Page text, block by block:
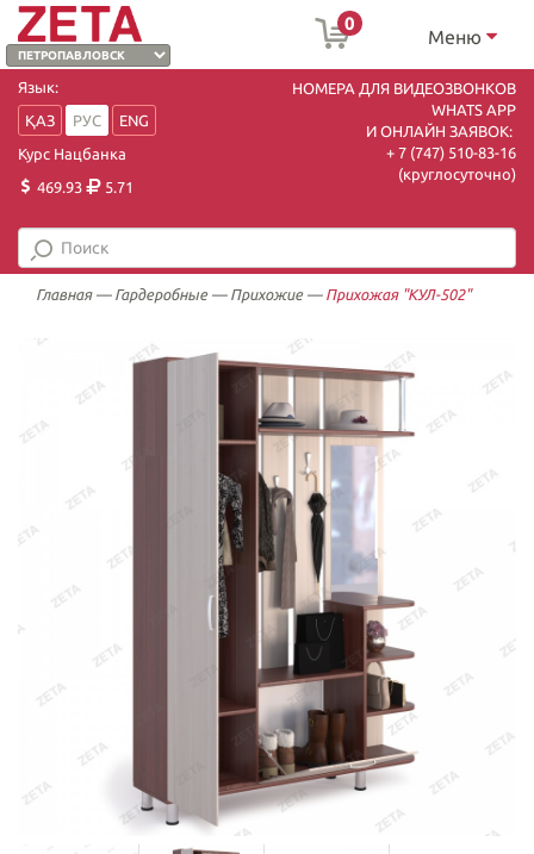
0
Меню
Язык:
ҚАЗ
РУС
ENG
Курс Нацбанка
469.93
5.71
НОМЕРА ДЛЯ ВИДЕОЗВОНКОВ
WHATS APP
И ОНЛАЙН ЗАЯВОК:
+ 7 (747) 510-83-16
(круглосуточно)
Главная— Гардеробные— Прихожие— Прихожая "КУЛ-502"